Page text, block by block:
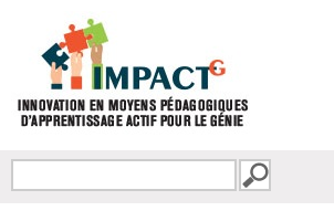
FORMULAIRE DE